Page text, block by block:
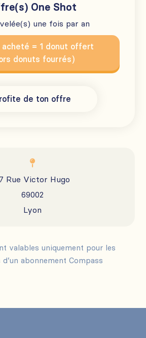
One Shot
une fois par an
acheté = 1 donut offert
donuts fourrés)
de ton offre

Rue Victor Hugo
69002
Lyon
valables uniquement pour les
abonnement Compass